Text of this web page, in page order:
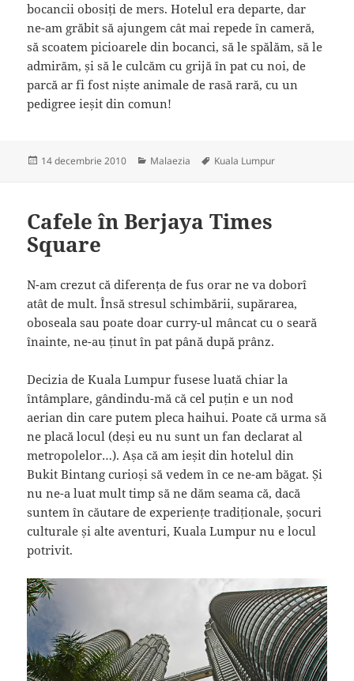
bocancii obosiți de mers. Hotelul era departe, dar
ne-am grăbit să ajungem cât mai repede în cameră,
să scoatem picioarele din bocanci, să le spălăm, să le
admirăm, și să le culcăm cu grijă în pat cu noi, de
parcă ar fi fost niște animale de rasă rară, cu un
pedigree ieșit din comun!
Publicat
14 decembrie 2010 Categorii
Malaezia Etichete
Kuala Lumpur
Cafele în Berjaya Times
Square
N-am crezut că diferența de fus orar ne va doborî
atât de mult. Însă stresul schimbării, supărarea,
oboseala sau poate doar curry-ul mâncat cu o seară
înainte, ne-au ținut în pat până după prânz.
Decizia de Kuala Lumpur fusese luată chiar la
întâmplare, gândindu-mă că cel puțin e un nod
aerian din care putem pleca haihui. Poate că urma să
ne placă locul (deși eu nu sunt un fan declarat al
metropolelor…). Așa că am ieșit din hotelul din
Bukit Bintang curioși să vedem în ce ne-am băgat. Și
nu ne-a luat mult timp să ne dăm seama că, dacă
suntem în căutare de experiențe tradiționale, șocuri
culturale și alte aventuri, Kuala Lumpur nu e locul
potrivit.